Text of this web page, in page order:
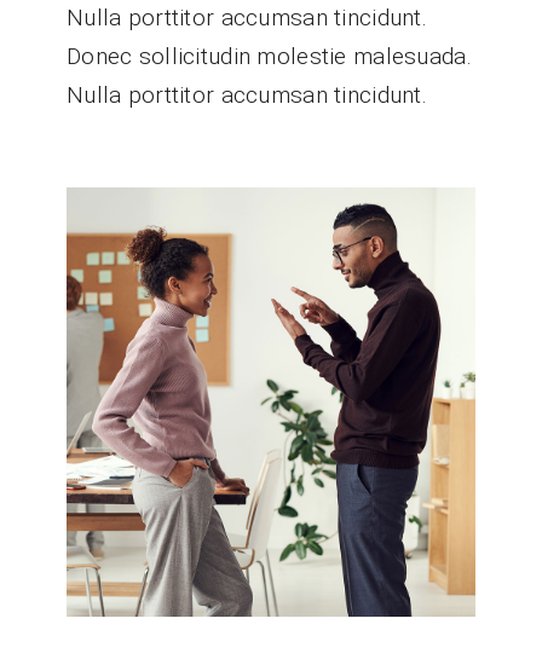
Nulla porttitor accumsan tincidunt.
Donec sollicitudin molestie malesuada.
Nulla porttitor accumsan tincidunt.